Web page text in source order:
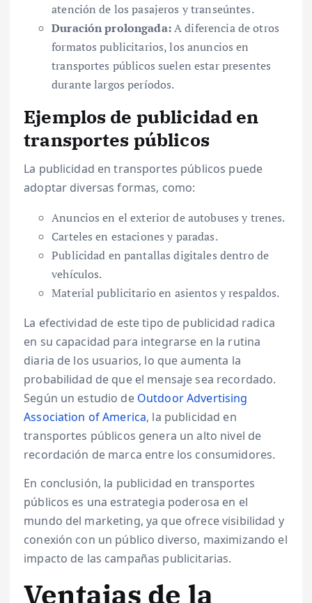
atención de los pasajeros y transeúntes.
Duración prolongada:A diferencia de otros
formatos publicitarios, los anuncios en
transportes públicos suelen estar presentes
durante largos períodos.
Ejemplos de publicidad en
transportes públicos
La publicidad en transportes públicos puede
adoptar diversas formas, como:
Anuncios en el exterior de autobuses y trenes.
Carteles en estaciones y paradas.
Publicidad en pantallas digitales dentro de
vehículos.
Material publicitario en asientos y respaldos.
La efectividad de este tipo de publicidad radica
en su capacidad para integrarse en la rutina
diaria de los usuarios, lo que aumenta la
probabilidad de que el mensaje sea recordado.
Según un estudio de Outdoor Advertising
Association of America, la publicidad en
transportes públicos genera un alto nivel de
recordación de marca entre los consumidores.
En conclusión, la publicidad en transportes
públicos es una estrategia poderosa en el
mundo del marketing, ya que ofrece visibilidad y
conexión con un público diverso, maximizando el
impacto de las campañas publicitarias.
Ventajas de la